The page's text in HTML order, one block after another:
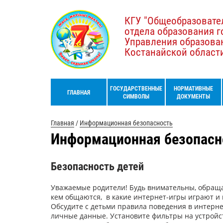
КГУ
отдела образования
Управления
Костанайской
ГЛАВНАЯ
ГОСУДАРСТВЕННЫЕ
СИМВОЛЫ
НОРМАТИВНЫЕ
ДОКУМЕНТЫ
Главная / Информационная безопасность
Информационная
Безопасность детей
Уважаемые родители! Будь внимательны,
кем общаются, в какие интернет-игры играют
Обсудите с детьми правила поведения в
личные данные. Установите фильтры на